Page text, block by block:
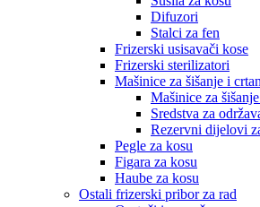
Difuzori
Stalci za fen
Frizerski usisavači kose
Frizerski sterilizatori
Mašinice za šišanje i
Mašinice za
Sredstva za
Rezervni dijelovi
Pegle za kosu
Figara za kosu
Haube za kosu
Ostali frizerski pribor za rad